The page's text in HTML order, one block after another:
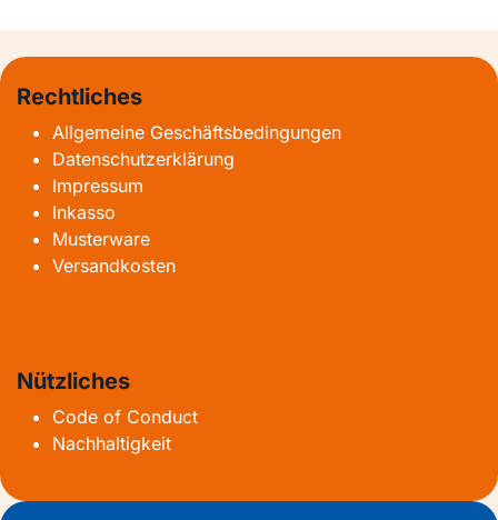
Rechtliches
Allgemeine Geschäftsbedingungen
Datenschutzerklärung
Impressum
Inkasso
Musterware
Versandkosten
Nützliches
Code of Conduct
Nachhaltigkeit